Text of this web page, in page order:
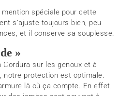
mention spéciale pour cette
s’ajuste toujours bien, peu
et il conserve sa souplesse.
»
sur les genoux et à
notre protection est optimale.
là où ça compte. En effet,